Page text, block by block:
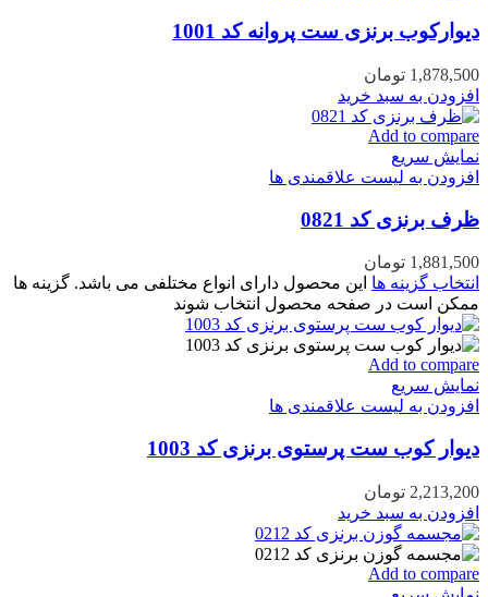
دیوارکوب برنزی ست پروانه کد 1001
1,878,500 تومان
افزودن به سبد خرید
Add to compare
نمایش سریع
افزودن به لیست علاقمندی ها
ظرف برنزی کد 0821
1,881,500 تومان
انتخاب گزینه ها این محصول دارای انواع مختلفی می باشد. گزینه ها
ممکن است در صفحه محصول انتخاب شوند
Add to compare
نمایش سریع
افزودن به لیست علاقمندی ها
دیوار کوب ست پرستوی برنزی کد 1003
2,213,200 تومان
افزودن به سبد خرید
Add to compare